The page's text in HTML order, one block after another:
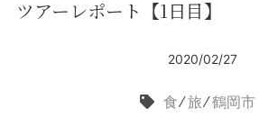
ツアーレポート【1日目】
2020/02/27
食⁄旅⁄鶴岡市